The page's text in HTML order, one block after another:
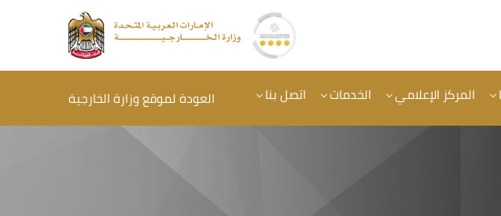
المركز الإعلامي الخدمات اتصل بنا العودة لموقع وزارة الخارجية